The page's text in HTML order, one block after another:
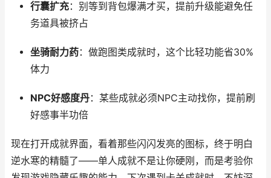
行囊扩充：别等到背包爆满才买，提前升级能避免任
务道具被挤占
坐骑耐力药：做跑图类成就时，这个比轻功能省30%
体力
NPC好感度丹：某些成就必须NPC主动找你，提前刷
好感事半功倍
现在打开成就界面，看着那些闪闪发亮的图标，终于明白
逆水寒的精髓了——单人成就不是让你硬刚，而是考验你